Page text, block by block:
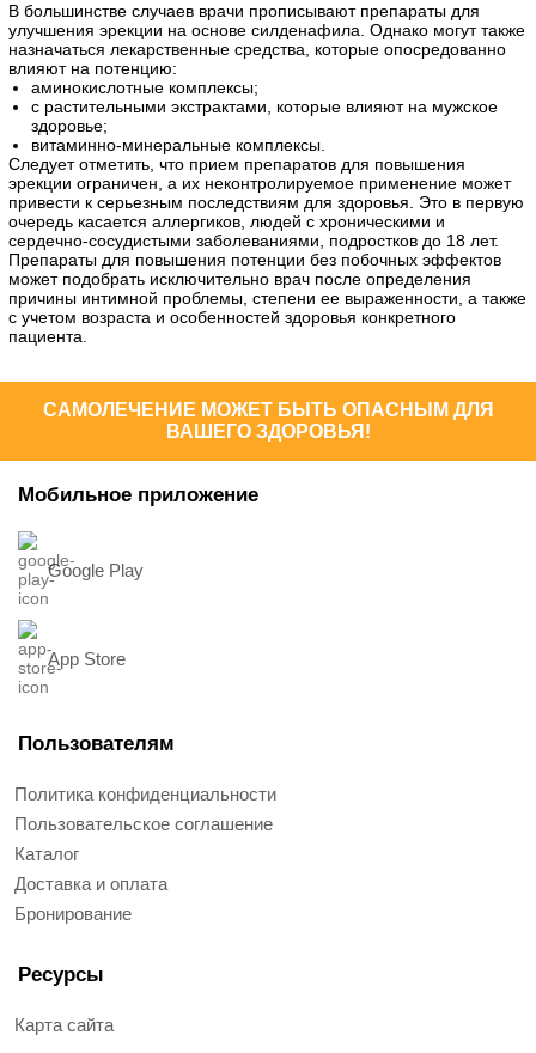
В большинстве случаев врачи прописывают препараты для
улучшения эрекции на основе силденафила. Однако могут также
назначаться лекарственные средства, которые опосредованно
влияют на потенцию:
аминокислотные комплексы;
с растительными экстрактами, которые влияют на мужское
здоровье;
витаминно-минеральные комплексы.
Следует отметить, что прием препаратов для повышения
эрекции ограничен, а их неконтролируемое применение может
привести к серьезным последствиям для здоровья. Это в первую
очередь касается аллергиков, людей с хроническими и
сердечно-сосудистыми заболеваниями, подростков до 18 лет.
Препараты для повышения потенции без побочных эффектов
может подобрать исключительно врач после определения
причины интимной проблемы, степени ее выраженности, а также
с учетом возраста и особенностей здоровья конкретного
пациента.
САМОЛЕЧЕНИЕ МОЖЕТ БЫТЬ ОПАСНЫМ ДЛЯ
ВАШЕГО ЗДОРОВЬЯ!
Мобильное приложение
Google Play
App Store
Пользователям
Политика конфиденциальности
Пользовательское соглашение
Каталог
Доставка и оплата
Бронирование
Ресурсы
Карта сайта